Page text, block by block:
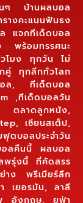
ๆ บ้านผลบอล
งคะแนนฟันธง
แจกทีเด็ดบอล
พร้อมทรรศนะ
โมง ทุกวัน ไม่
คู่ ทุกลีกทั่วโลก
อล, ทีเด็ดบอล
,ทีเด็ดบอลวัน
ตลาดลูกหนัง,
เซียนสเต็ป,
ตบอลประจำวัน
อลคืนนี้ ผลบอล
พรุ่งนี้ ที่คัดสรร
าง พรีเมียร์ลีก
เยอรมัน, ลาลี
อังกฤษ, ยูฟ่า